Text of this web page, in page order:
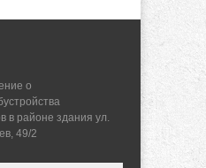
о
в районе здания ул.
49/2